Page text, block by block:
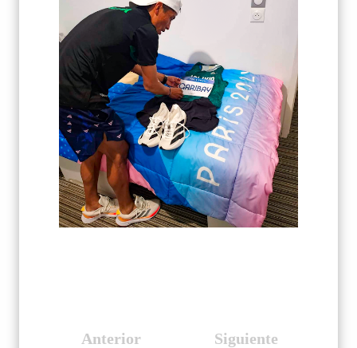
Siguiente
Anterior